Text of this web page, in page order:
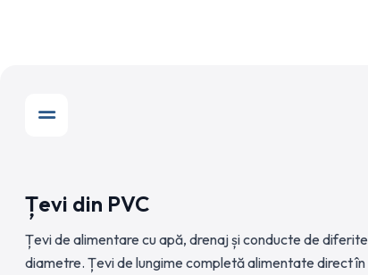
Țevi din PVC
Țevi de alimentare cu apă, drenaj și conducte de diferite
diametre. Țevi de lungime completă alimentate direct în